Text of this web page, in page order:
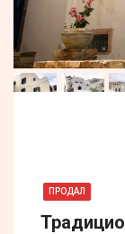
ПРОДАЛ